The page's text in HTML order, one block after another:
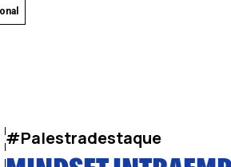
#Palestradestaque